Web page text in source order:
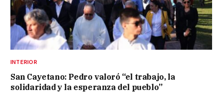
INTERIOR
San Cayetano: Pedro valoró “el trabajo, la
solidaridad y la esperanza del pueblo”